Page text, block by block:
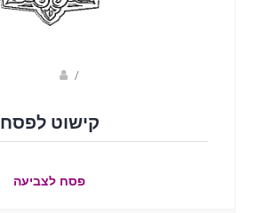
/
קישוט לפסח
פסח לצביעה